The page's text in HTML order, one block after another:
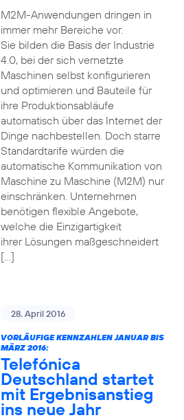
M2M-Anwendungen dringen in
immer mehr Bereiche vor.
Sie bilden die Basis der Industrie
4.0, bei der sich vernetzte
Maschinen selbst konfigurieren
und optimieren und Bauteile für
ihre Produktionsabläufe
automatisch über das Internet der
Dinge nachbestellen. Doch starre
Standardtarife würden die
automatische Kommunikation von
Maschine zu Maschine (M2M) nur
einschränken. Unternehmen
benötigen flexible Angebote,
welche die Einzigartigkeit
ihrer Lösungen maßgeschneidert
[…]
28. April 2016
VORLÄUFIGE KENNZAHLEN JANUAR BIS
MÄRZ 2016:
Telefónica
Deutschland startet
mit Ergebnisanstieg
ins neue Jahr